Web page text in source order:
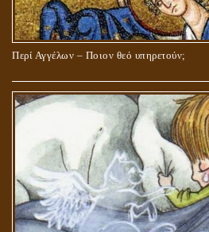
Περί Αγγέλων – Ποιον θεό υπηρετούν;